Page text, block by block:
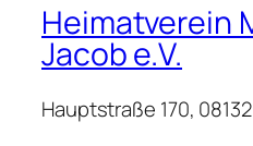
Heimatverein
Jacob e.V.
Hauptstraße 170,